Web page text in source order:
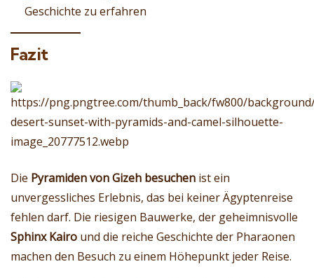
Geschichte zu erfahren
Fazit
Die Pyramiden von Gizeh besuchen ist ein
unvergessliches Erlebnis, das bei keiner Ägyptenreise
fehlen darf. Die riesigen Bauwerke, der geheimnisvolle
Sphinx Kairo und die reiche Geschichte der Pharaonen
machen den Besuch zu einem Höhepunkt jeder Reise.